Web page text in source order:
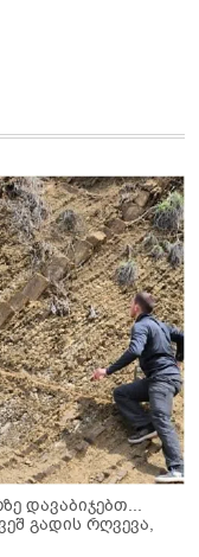
დავაბიჯებთ...
გადის რღვევა,